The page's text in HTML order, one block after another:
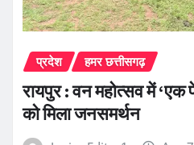
प्रदेश हमर छत्तीसगढ़
रायपुर : वन महोत्सव में ‘एक
को मिला जनसमर्थन